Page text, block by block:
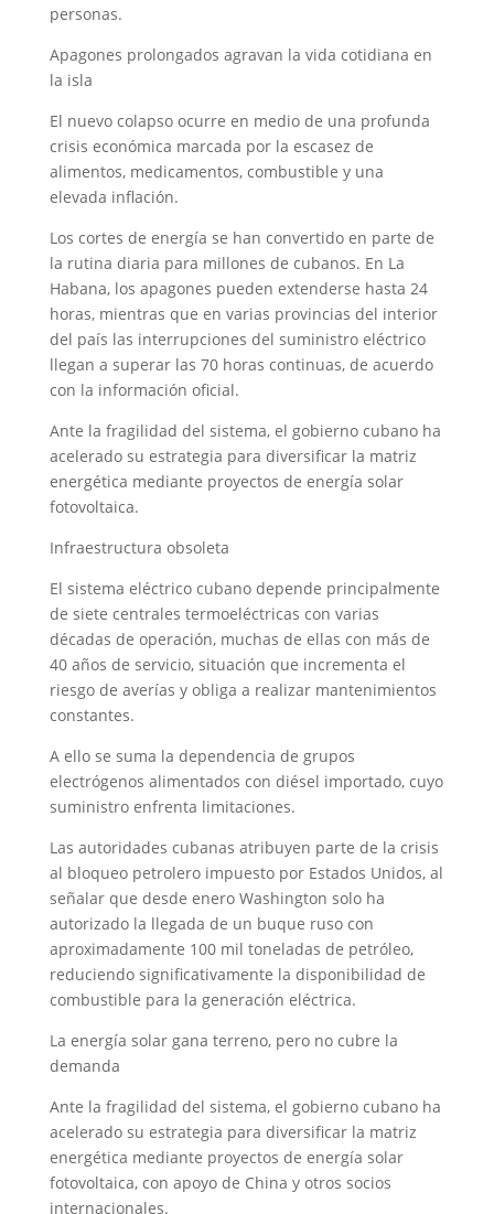
personas.
Apagones prolongados agravan la vida cotidiana en
la isla
El nuevo colapso ocurre en medio de una profunda
crisis económica marcada por la escasez de
alimentos, medicamentos, combustible y una
elevada inflación.
Los cortes de energía se han convertido en parte de
la rutina diaria para millones de cubanos. En La
Habana, los apagones pueden extenderse hasta 24
horas, mientras que en varias provincias del interior
del país las interrupciones del suministro eléctrico
llegan a superar las 70 horas continuas, de acuerdo
con la información oficial.
Ante la fragilidad del sistema, el gobierno cubano ha
acelerado su estrategia para diversificar la matriz
energética mediante proyectos de energía solar
fotovoltaica.
Infraestructura obsoleta
El sistema eléctrico cubano depende principalmente
de siete centrales termoeléctricas con varias
décadas de operación, muchas de ellas con más de
40 años de servicio, situación que incrementa el
riesgo de averías y obliga a realizar mantenimientos
constantes.
A ello se suma la dependencia de grupos
electrógenos alimentados con diésel importado, cuyo
suministro enfrenta limitaciones.
Las autoridades cubanas atribuyen parte de la crisis
al bloqueo petrolero impuesto por Estados Unidos, al
señalar que desde enero Washington solo ha
autorizado la llegada de un buque ruso con
aproximadamente 100 mil toneladas de petróleo,
reduciendo significativamente la disponibilidad de
combustible para la generación eléctrica.
La energía solar gana terreno, pero no cubre la
demanda
Ante la fragilidad del sistema, el gobierno cubano ha
acelerado su estrategia para diversificar la matriz
energética mediante proyectos de energía solar
fotovoltaica, con apoyo de China y otros socios
internacionales.